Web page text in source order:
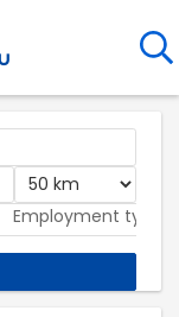
Employment type